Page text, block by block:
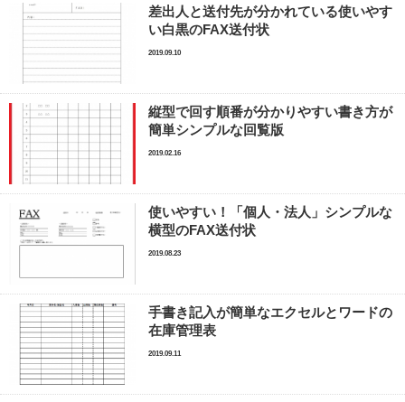
差出人と送付先が分かれている使いやす
い白黒のFAX送付状
2019.09.10
縦型で回す順番が分かりやすい書き方が
簡単シンプルな回覧版
2019.02.16
使いやすい！「個人・法人」シンプルな
横型のFAX送付状
2019.08.23
手書き記入が簡単なエクセルとワードの
在庫管理表
2019.09.11